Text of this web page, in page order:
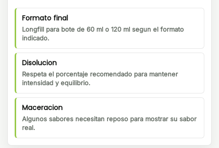
Formato final
Longfill para bote de 60 ml o 120 ml segun el formato
indicado.
Disolucion
Respeta el porcentaje recomendado para mantener
intensidad y equilibrio.
Maceracion
Algunos sabores necesitan reposo para mostrar su sabor
real.